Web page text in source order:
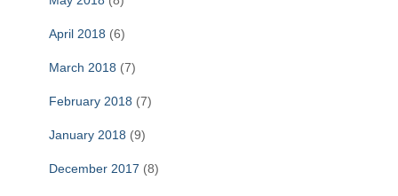
April 2018 (6)
March 2018 (7)
February 2018 (7)
January 2018 (9)
December 2017 (8)